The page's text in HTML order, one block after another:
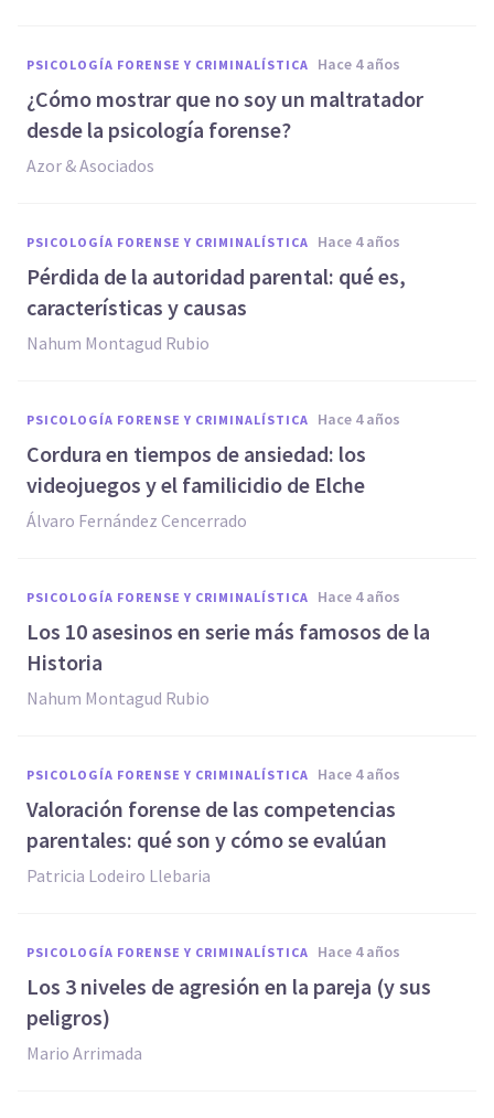
PSICOLOGÍA FORENSE Y CRIMINALÍSTICA hace 4 años
¿Cómo mostrar que no soy un maltratador
desde la psicología forense?
Azor & Asociados
PSICOLOGÍA FORENSE Y CRIMINALÍSTICA hace 4 años
Pérdida de la autoridad parental: qué es,
características y causas
Nahum Montagud Rubio
PSICOLOGÍA FORENSE Y CRIMINALÍSTICA hace 4 años
Cordura en tiempos de ansiedad: los
videojuegos y el familicidio de Elche
Álvaro Fernández Cencerrado
PSICOLOGÍA FORENSE Y CRIMINALÍSTICA hace 4 años
Los 10 asesinos en serie más famosos de la
Historia
Nahum Montagud Rubio
PSICOLOGÍA FORENSE Y CRIMINALÍSTICA hace 4 años
Valoración forense de las competencias
parentales: qué son y cómo se evalúan
Patricia Lodeiro Llebaria
PSICOLOGÍA FORENSE Y CRIMINALÍSTICA hace 4 años
Los 3 niveles de agresión en la pareja (y sus
peligros)
Mario Arrimada